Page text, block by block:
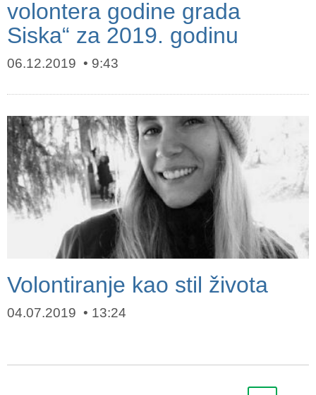
volontera godine grada
Siska“ za 2019. godinu
06.12.2019 9:43
Volontiranje kao stil života
04.07.2019 13:24